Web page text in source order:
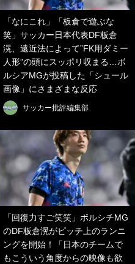
「なにこれ」「板倉で遊ぶな
笑」サッカー日本代表DF板倉
滉、遠近法によって”FK用ダミー
人形”の頭にスッポリ収まる…ボ
ルシアMGが投稿した「シュール
画像」にさまざまな反応
サッカー批評編集部
「回復力すご笑笑」ボルシチMG
のDF板倉滉がピッチ上のランニ
ングを開始！「日本のチームで
もこういう角度からの映像も欲